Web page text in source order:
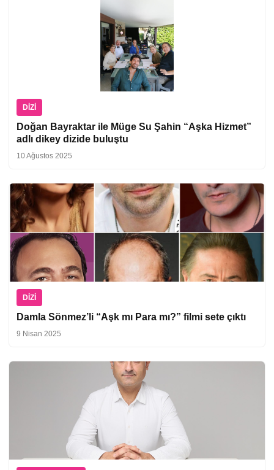
DIZI
Doğan Bayraktar ile Müge Su Şahin “Aşka Hizmet”
adlı dikey dizide buluştu
10 Ağustos 2025
DIZI
Damla Sönmez’li “Aşk mı Para mı?” filmi sete çıktı
9 Nisan 2025